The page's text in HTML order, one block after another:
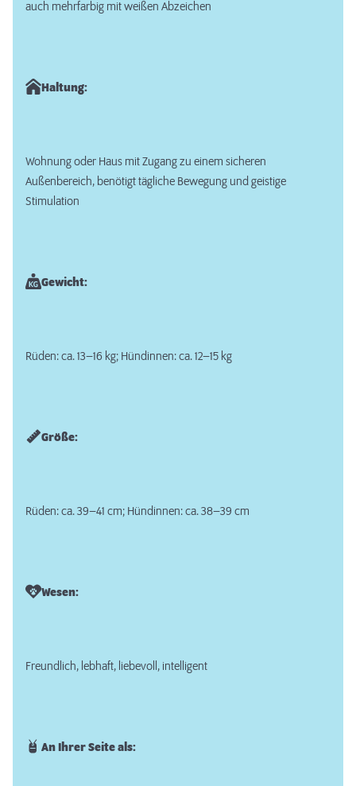
auch mehrfarbig mit weißen Abzeichen
Haltung:
Wohnung oder Haus mit Zugang zu einem sicheren
Außenbereich, benötigt tägliche Bewegung und geistige
Stimulation
Gewicht:
Rüden: ca. 13–16 kg; Hündinnen: ca. 12–15 kg
Größe:
Rüden: ca. 39–41 cm; Hündinnen: ca. 38–39 cm
Wesen:
Freundlich, lebhaft, liebevoll, intelligent
An Ihrer Seite als: